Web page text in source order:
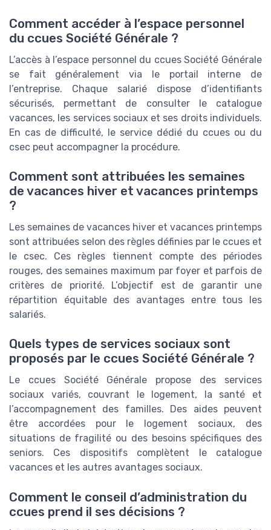
Comment accéder à l’espace personnel
du ccues Société Générale ?
L’accès à l’espace personnel du ccues Société Générale
se fait généralement via le portail interne de
l’entreprise. Chaque salarié dispose d’identifiants
sécurisés, permettant de consulter le catalogue
vacances, les services sociaux et ses droits individuels.
En cas de difficulté, le service dédié du ccues ou du
csec peut accompagner la procédure.
Comment sont attribuées les semaines
de vacances hiver et vacances printemps
?
Les semaines de vacances hiver et vacances printemps
sont attribuées selon des règles définies par le ccues et
le csec. Ces règles tiennent compte des périodes
rouges, des semaines maximum par foyer et parfois de
critères de priorité. L’objectif est de garantir une
répartition équitable des avantages entre tous les
salariés.
Quels types de services sociaux sont
proposés par le ccues Société Générale ?
Le ccues Société Générale propose des services
sociaux variés, couvrant le logement, la santé et
l’accompagnement des familles. Des aides peuvent
être accordées pour le logement sociaux, des
situations de fragilité ou des besoins spécifiques des
seniors. Ces dispositifs complètent le catalogue
vacances et les autres avantages sociaux.
Comment le conseil d’administration du
ccues prend il ses décisions ?